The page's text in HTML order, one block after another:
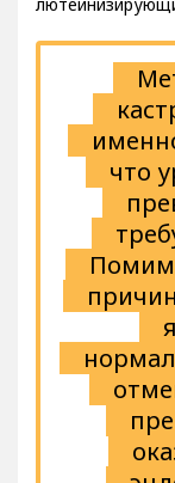
что